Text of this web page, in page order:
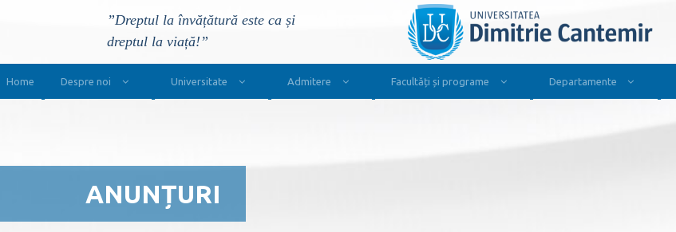
Main Navigation
”Dreptul la învățătură este ca și
dreptul la viață!”
Home Despre noi Universitate Admitere Facultăți și programe Departamente
ANUNȚURI